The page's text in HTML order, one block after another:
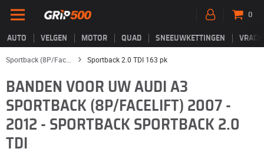
AUTO VELGEN MOTOR QUAD SNEEUWKETTINGEN
0
Sportback (8P/Fac... Sportback 2.0 TDI 163 pk
BANDEN VOOR UW AUDI A3
SPORTBACK (8P/FACELIFT) 2007 -
2012 - SPORTBACK SPORTBACK 2.0
TDI